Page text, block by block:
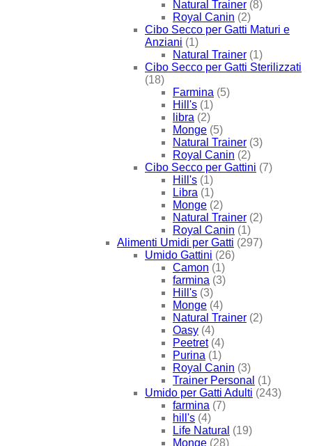
Natural Trainer (8)
Royal Canin (2)
Cibo Secco per Gatti Maturi e
Anziani (1)
Natural Trainer (1)
Cibo Secco per Gatti Sterilizzati
(18)
Farmina (5)
Hill's (1)
libra (2)
Monge (5)
Natural Trainer (3)
Royal Canin (2)
Cibo Secco per Gattini (7)
Hill's (1)
Libra (1)
Monge (2)
Natural Trainer (2)
Royal Canin (1)
Alimenti Umidi per Gatti (297)
Umido Gattini (26)
Camon (1)
farmina (3)
Hill's (3)
Monge (4)
Natural Trainer (2)
Oasy (4)
Peetret (4)
Purina (1)
Royal Canin (3)
Trainer Personal (1)
Umido per Gatti Adulti (243)
farmina (7)
hill's (4)
Life Natural (19)
Monge (28)